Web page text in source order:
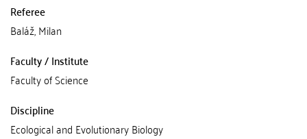
Referee
Baláž, Milan
Faculty / Institute
Faculty of Science
Discipline
Ecological and Evolutionary Biology